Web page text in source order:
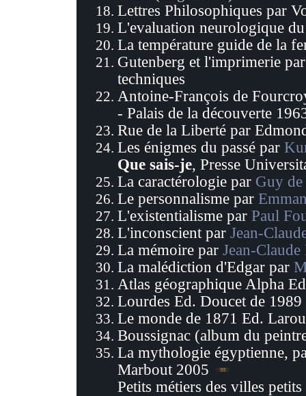
Lettres Philosophiques par
L'evaluation neurologique
La température guide de la
Gutenberg et l'imprimerie
techniques
Antoine-François de
- Palais de la découverte
Rue de la Liberté par
Les énigmes du passé par
Que sais-je, Presse
La caractérologie par Guy de
Le personnalisme par
L'existentialisme par Paul
L'inconscient par Jean-
La mémoire par Jean-
La malédiction d'Edgar par
Atlas géographique Alpha
Lourdes Ed. Doucet de 1989
Le monde de 1871 Ed.
Boussignac (album du
La mythologie égyptienne,
Marbout 2005
Petits métiers des villes